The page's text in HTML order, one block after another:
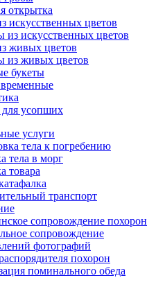
открытка
искусственных цветов
из искусственных цветов
живых цветов
из живых цветов
букеты
усопших
услуги
тела к погребению
тела в морг
товара
транспорт
сопровождение похорон
сопровождение
фотографий
похорон
поминального обеда